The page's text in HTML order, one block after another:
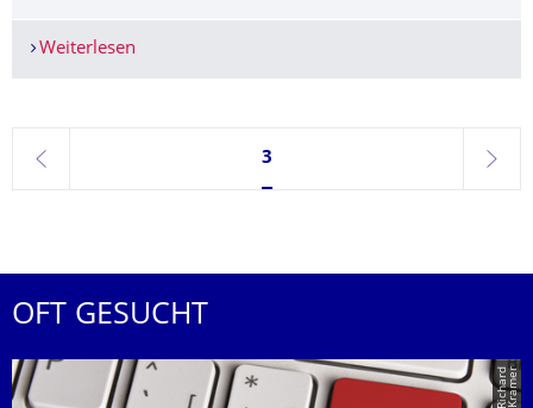
Weiterlesen
zurück
Seite 3, aktuell ausgewählt
3
weiter
OFT GESUCHT
r